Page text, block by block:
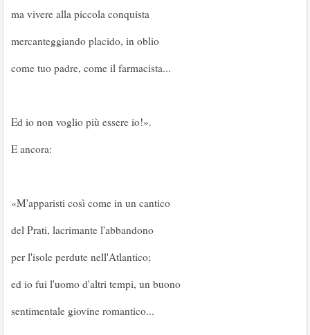
ma vivere alla piccola conquista
mercanteggiando placido, in oblio
come tuo padre, come il farmacista...
Ed io non voglio più essere io!».
E ancora:
«M'apparisti così come in un cantico
del Prati, lacrimante l'abbandono
per l'isole perdute nell'Atlantico;
ed io fui l'uomo d'altri tempi, un buono
sentimentale giovine romantico...